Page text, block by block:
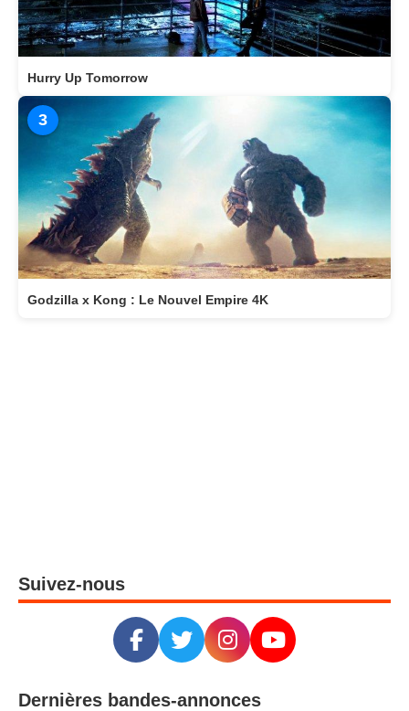
Hurry Up Tomorrow
3
Godzilla x Kong : Le Nouvel Empire 4K
Suivez-nous
Dernières bandes-annonces